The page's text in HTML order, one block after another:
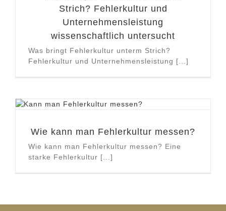
Strich? Fehlerkultur und
Unternehmensleistung
wissenschaftlich untersucht
Was bringt Fehlerkultur unterm Strich?
Fehlerkultur und Unternehmensleistung [...]
Wie kann man Fehlerkultur messen?
Wie kann man Fehlerkultur messen? Eine
starke Fehlerkultur [...]